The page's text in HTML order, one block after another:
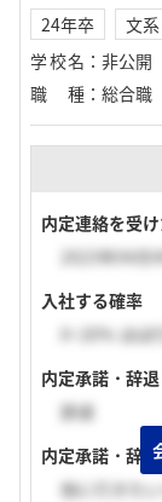
24年卒 文系
学校名 ： 非公開
職種 ： 総合職
内定連絡を受
2023年04月
入社する確率
0~20% ほぼ
内定承諾・辞退
辞退
内定承諾・辞
他に行きた